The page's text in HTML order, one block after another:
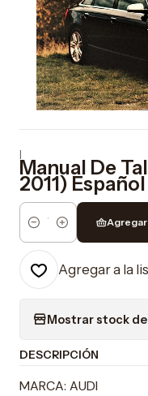
|
Manual De
2011) Español
Cantidad
Agregar
Agregar a la
Mostrar stock
DESCRIPCIÓN
MARCA: AUDI